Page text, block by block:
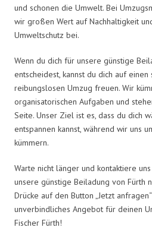
und schonen die Umwelt. Bei
wir großen Wert auf Nachhaltigkeit
Umweltschutz bei.
Wenn du dich für unsere günstige
entscheidest, kannst du dich auf
reibungslosen Umzug freuen. Wir
organisatorischen Aufgaben und
Seite. Unser Ziel ist es, dass du dich
entspannen kannst, während wir uns
kümmern.
Warte nicht länger und kontaktiere
unsere günstige Beiladung von Fürth
Drücke auf den Button „Jetzt
unverbindliches Angebot für deinen
Fischer Fürth!